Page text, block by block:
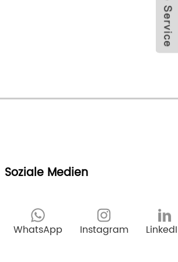
Soziale Medien
WhatsApp Instagram